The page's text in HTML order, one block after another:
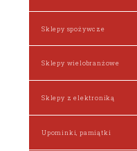
Sklepy spożywcze
Sklepy wielobranżowe
Sklepy z elektroniką
Upominki, pamiątki